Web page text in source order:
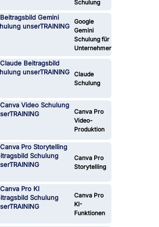
Schulung
Google
Gemini
Schulung für
Unternehmen
Claude
Schulung
Canva Pro
Video-
Produktion
Canva Pro
Storytelling
Canva Pro
KI-
Funktionen